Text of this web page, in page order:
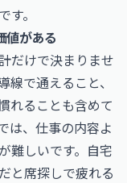
。
値がある
だけで決まりませ
で通えること、
れることも含めて
は、仕事の内容よ
難しいです。自宅
と席探しで疲れる